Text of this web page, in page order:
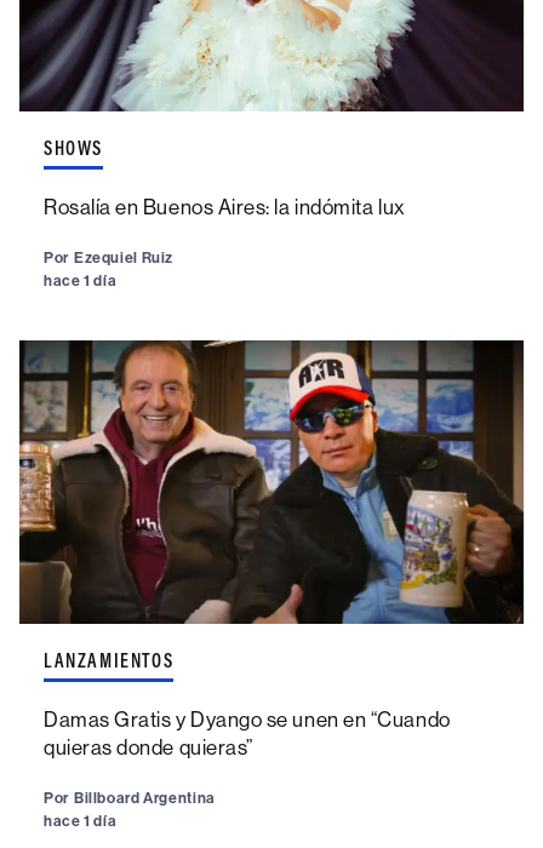
SHOWS
Rosalía en Buenos Aires: la indómita lux
Por Ezequiel Ruiz
hace 1 día
LANZAMIENTOS
Damas Gratis y Dyango se unen en “Cuando
quieras donde quieras”
Por Billboard Argentina
hace 1 día